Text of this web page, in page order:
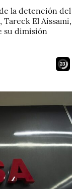
la detención del
El Aissami,
su dimisión
22